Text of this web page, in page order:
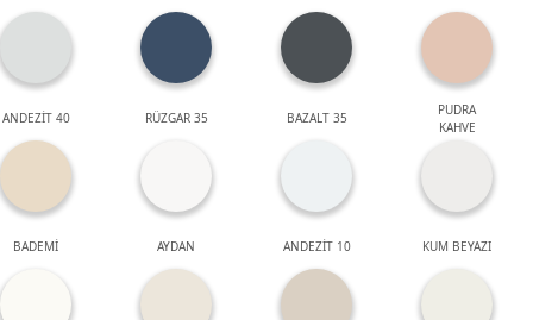
ANDEZİT 40 RÜZGAR 35 BAZALT 35
PUDRA
KAHVE
BADEMİ AYDAN ANDEZİT 10 KUM BEYAZI